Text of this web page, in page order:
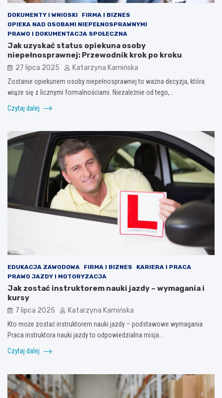
DOKUMENTY I WNIOSKI
FIRMA I BIZNES
OPIEKA NAD OSOBAMI NIEPEŁNOSPRAWNYMI
PRAWO I DOKUMENTACJA SPOŁECZNA
Jak uzyskać status opiekuna osoby
niepełnosprawnej: Przewodnik krok po kroku
27 lipca 2025 Katarzyna Kamińska
Zostanie opiekunem osoby niepełnosprawnej to ważna decyzja, która
wiąże się z licznymi formalnościami. Niezależnie od tego,…
Czytaj dalej
EDUKACJA ZAWODOWA FIRMA I BIZNES
KARIERA I PRACA
PRAWO JAZDY I MOTORYZACJA
Jak zostać instruktorem nauki jazdy – wymagania i
kursy
7 lipca 2025 Katarzyna Kamińska
Kto może zostać instruktorem nauki jazdy – podstawowe wymagania
Praca instruktora nauki jazdy to odpowiedzialna misja…
Czytaj dalej